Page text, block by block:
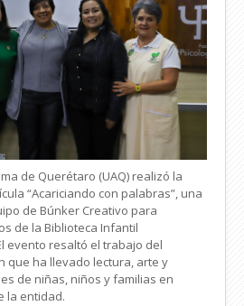
de Querétaro (UAQ) realizó la
“Acariciando con palabras”, una
de Búnker Creativo para
de la Biblioteca Infantil
evento resaltó el trabajo del
que ha llevado lectura, arte y
de niñas, niños y familias en
la entidad.